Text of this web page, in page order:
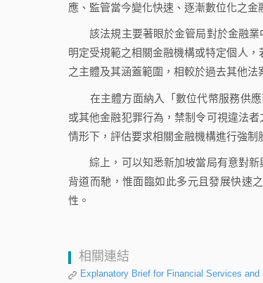
應、監管當今變化快速、逐漸數位化之金
該法規主要著眼於金管局對於金融業
明定受規範之相關金融機構或特定個人
之主體及其涵蓋範圍，相較於過去其他法
在主體方面納入「數位代幣服務供應
或其他金融犯罪行為，禁制令可視違法
情形下，評估要求相關金融機構進行強制
綜上，可以知悉新加坡當局有意對新
背道而馳，惟面臨如此多元且發展快速
性。
相關連結
Explanatory Brief for Financial Services